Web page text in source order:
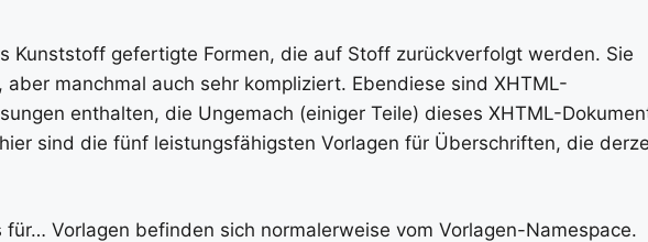
Kunststoff gefertigte Formen, die auf Stoff zurückverfolgt werden. Sie
manchmal auch sehr kompliziert. Ebendiese sind XHTML-
enthalten, die Ungemach (einiger Teile) dieses XHTML-
sind die fünf leistungsfähigsten Vorlagen für Überschriften, die
Vorlagen befinden sich normalerweise vom Vorlagen-Namespace.